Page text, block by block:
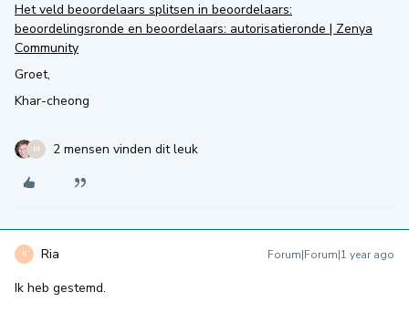
Het veld beoordelaars splitsen in beoordelaars:
beoordelingsronde en beoordelaars: autorisatieronde | Zenya
Community
Groet,
Khar-cheong
M 2 mensen vinden dit leuk
R Ria Forum|Forum|1 year ago
Ik heb gestemd.